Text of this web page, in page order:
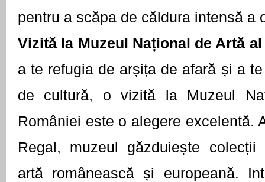
pentru a scăpa de căldura intensă a
Vizită la Muzeul Național de Artă
a te refugia de arșița de afară și a
de cultură, o vizită la Muzeul
României este o alegere excelentă.
Regal, muzeul găzduiește colecții
artă românească și europeană.